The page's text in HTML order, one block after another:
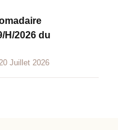
H/2026 du
Juillet 2026